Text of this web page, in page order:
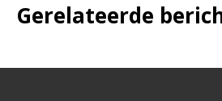
Gerelateerde